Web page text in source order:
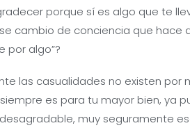
porque sí es algo que te
cambio de conciencia que hace
por algo”?
las casualidades no existen por
es para tu mayor bien, ya
muy seguramente